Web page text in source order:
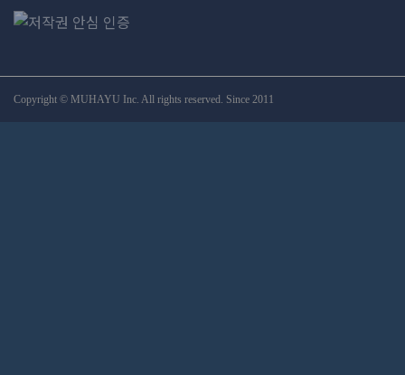
Copyright © MUHAYU Inc. All rights reserved. Since 2011